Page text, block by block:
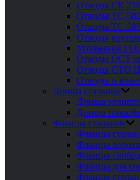
Отводы СК
Отводы ТС-
Отводы ТС-
Отводы
Угольники
Отводы ОСТ
Отводы СТО
Отводы и
Днища стальные
Днища
Днища
Фланцы стальные
Фланцы
Фланцы
Фланцы
Фланцы для
Фланцы